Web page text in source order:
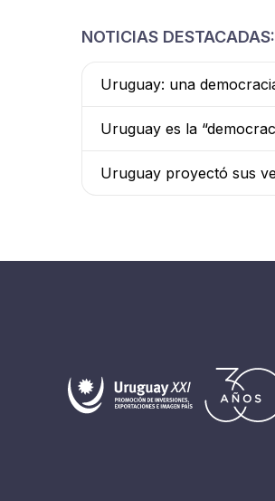
NOTICIAS DESTACADAS:
Uruguay: una
Uruguay es la
Uruguay proyectó sus